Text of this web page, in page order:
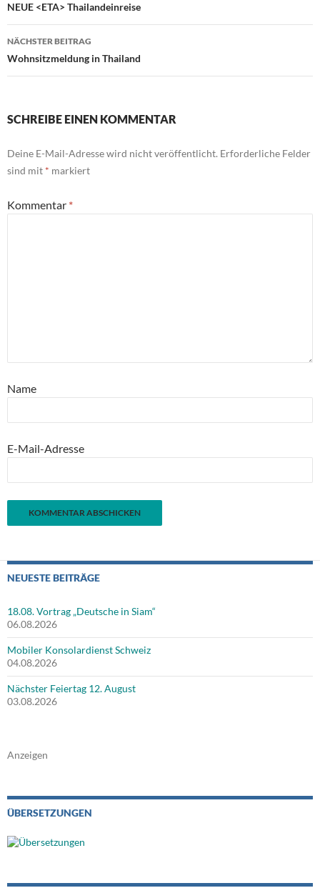
NEUE <ETA> Thailandeinreise
NÄCHSTER BEITRAG
Wohnsitzmeldung in Thailand
SCHREIBE EINEN KOMMENTAR
Deine E-Mail-Adresse wird nicht veröffentlicht. Erforderliche Felder
sind mit * markiert
Kommentar *
Name
E-Mail-Adresse
NEUESTE BEITRÄGE
18.08. Vortrag „Deutsche in Siam“
06.08.2026
Mobiler Konsolardienst Schweiz
04.08.2026
Nächster Feiertag 12. August
03.08.2026
Anzeigen
ÜBERSETZUNGEN